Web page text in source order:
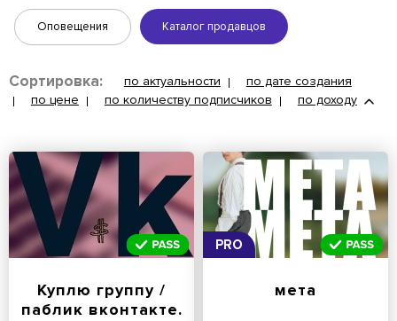
Оповещения Каталог продавцов
Сортировка: по актуальности
по дате создания
по цене
по количеству подписчиков по доходу
Куплю группу /
паблик вконтакте.
PRO
мета